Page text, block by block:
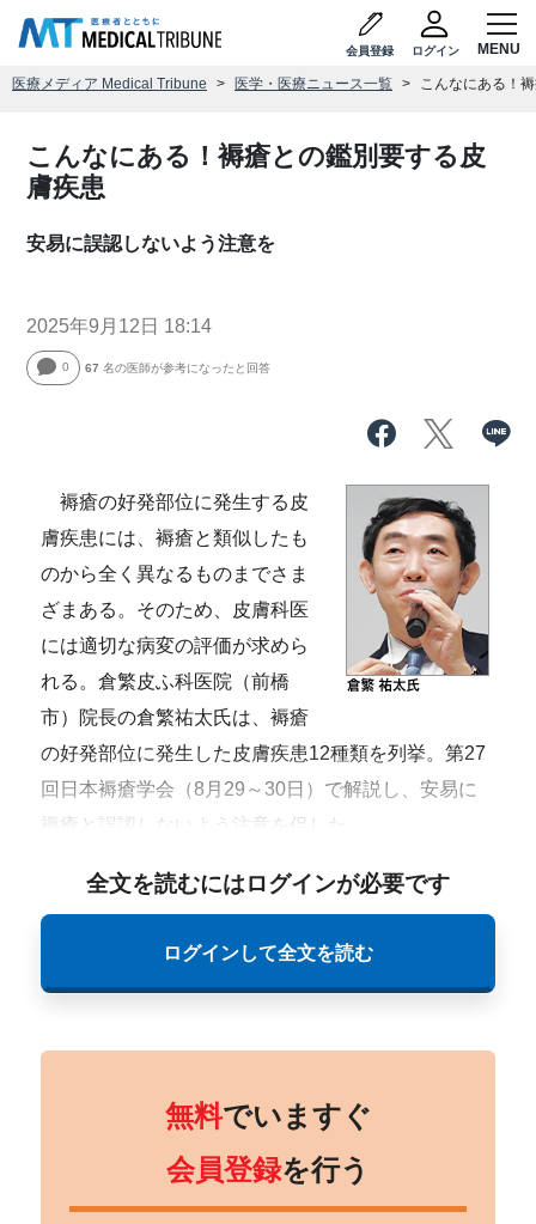
会員登録 ログイン
医療メディア Medical Tribune 医学・医療ニュース一覧 こんなにある！
こんなにある！褥瘡との鑑別要する皮
膚疾患
安易に誤認しないよう注意を
2025年9月12日 18:14
0 67 名の医師が参考になったと回答
褥瘡の好発部位に発生する皮
膚疾患には、褥瘡と類似したも
のから全く異なるものまでさま
ざまある。そのため、皮膚科医
には適切な病変の評価が求めら
れる。倉繁皮ふ科医院（前橋
市）院長の倉繁祐太氏は、褥瘡
の好発部位に発生した皮膚疾患12種類を列挙。第27
回日本褥瘡学会（8月29～30日）で解説し、安易に
褥瘡と誤認しないよう注意を促した。
全文を読むにはログインが必要です
ログインして全文を読む
無料でいますぐ
会員登録を行う